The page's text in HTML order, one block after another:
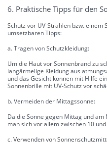
6. Praktische Tipps für den
Schutz vor UV-Strahlen bzw.
umsetzbaren Tipps:
a. Tragen von Schutzkleidung:
Um die Haut vor Sonnenbrand zu
langärmelige Kleidung aus
und das Gesicht können mit Hilfe
Sonnenbrille mit UV-Schutz vor
b. Vermeiden der Mittagssonne:
Da die Sonne gegen Mittag und
man sich vor allem zwischen 10
c. Verwenden von